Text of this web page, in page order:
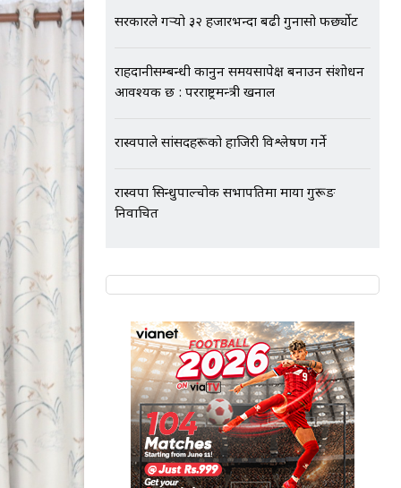
सरकारले गर्‍यो ३२ हजारभन्दा बढी गुनासो फर्छ्योट
राहदानीसम्बन्धी कानुन समयसापेक्ष बनाउन संशोधन
आवश्यक छ : परराष्ट्रमन्त्री खनाल
रास्वपाले सांसदहरूको हाजिरी विश्लेषण गर्ने
रास्वपा सिन्धुपाल्चोक सभापतिमा माया गुरूङ
निर्वाचित